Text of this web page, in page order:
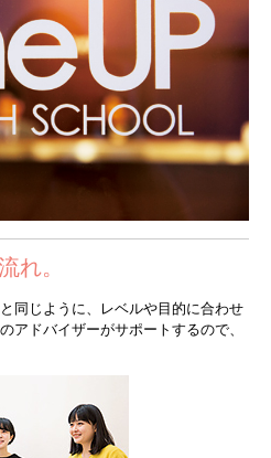
れ。
同じように、レベルや目的に合わせ
アドバイザーがサポートするので、